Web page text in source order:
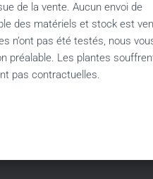
de la vente. Aucun envoi de
des matériels et stock est
n’ont pas été testés, nous
préalable. Les plantes
pas contractuelles.